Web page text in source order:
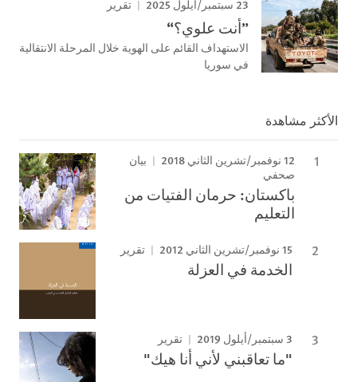
23 سبتمبر/أيلول 2025 تقرير
”أنت علوي؟“
الاستهداف القائم على الهوية خلال المرحلة الانتقالية
في سوريا
الأكثر مشاهدة
12 نوفمبر/تشرين الثاني 2018
بيان
صحفي
باكستان: حرمان الفتيات من
التعليم
15 نوفمبر/تشرين الثاني 2012 تقرير
الخدمة في العزلة
3 سبتمبر/أيلول 2019 تقرير
"ما تعاقبني لأني أنا هيك"